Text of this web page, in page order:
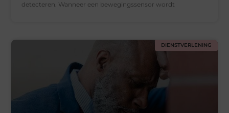
detecteren. Wanneer een bewegingssensor wordt
DIENSTVERLENING